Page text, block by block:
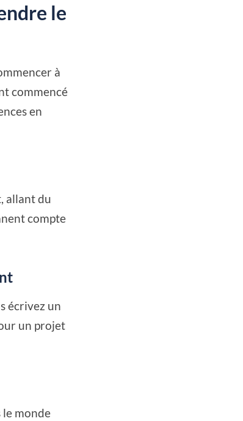
le
à
commencé
en
allant du
compte
écrivez un
un projet
le monde